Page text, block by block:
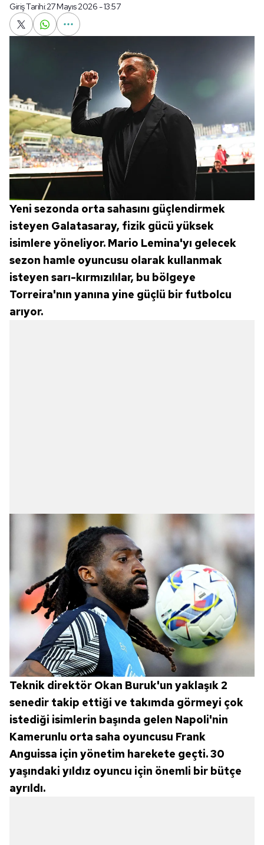
Giriş Tarihi:27 Mayıs 2026 - 13:57
Yeni sezonda orta sahasını güçlendirmek
isteyen Galatasaray, fizik gücü yüksek
isimlere yöneliyor. Mario Lemina'yı gelecek
sezon hamle oyuncusu olarak kullanmak
isteyen sarı-kırmızılılar, bu bölgeye
Torreira'nın yanına yine güçlü bir futbolcu
arıyor.
Teknik direktör Okan Buruk'un yaklaşık 2
senedir takip ettiği ve takımda görmeyi çok
istediği isimlerin başında gelen Napoli'nin
Kamerunlu orta saha oyuncusu Frank
Anguissa için yönetim harekete geçti. 30
yaşındaki yıldız oyuncu için önemli bir bütçe
ayrıldı.